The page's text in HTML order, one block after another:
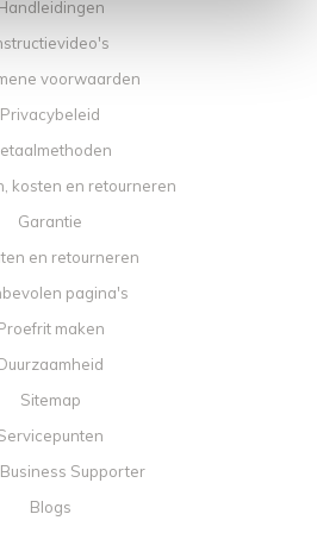
voorwaarden
Privacybeleid
kosten en retourneren
Garantie
en retourneren
pagina's
maken
Sitemap
Supporter
Blogs